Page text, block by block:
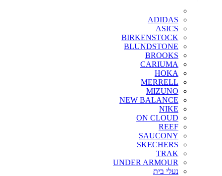
ADIDAS
ASICS
BIRKENSTOCK
BLUNDSTONE
BROOKS
CARIUMA
HOKA
MERRELL
MIZUNO
NEW BALANCE
NIKE
ON CLOUD
REEF
SAUCONY
SKECHERS
TRAK
UNDER ARMOUR
נעלי בית